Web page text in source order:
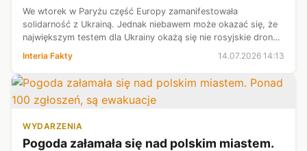
We wtorek w Paryżu część Europy zamanifestowała
solidarność z Ukrainą. Jednak niebawem może okazać się, że
największym testem dla Ukrainy okażą się nie rosyjskie drony
demokracjach.
Interia Fakty 14.07.2026 14:13
WYDARZENIA
Pogoda załamała się nad polskim miastem.